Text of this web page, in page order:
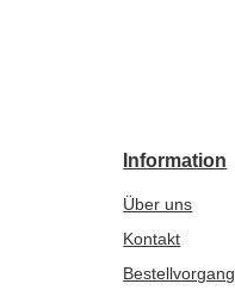
Information
Über uns
Kontakt
Bestellvorgang